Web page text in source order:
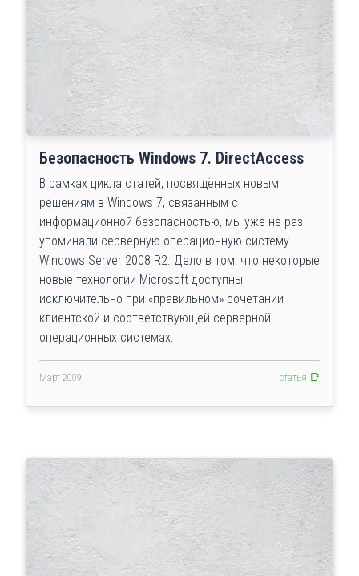
Безопасность Windows 7. DirectAccess
В рамках цикла статей, посвящённых новым
решениям в Windows 7, связанным с
информационной безопасностью, мы уже не раз
упоминали серверную операционную систему
Windows Server 2008 R2. Дело в том, что некоторые
новые технологии Microsoft доступны
исключительно при «правильном» сочетании
клиентской и соответствующей серверной
операционных системах.
Март 2009 статья 📑